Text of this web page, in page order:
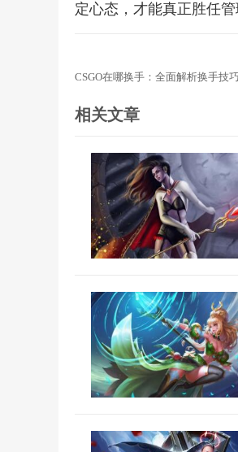
定心态，才能真正胜任
CSGO在哪换手：全面解析换手技
相关文章